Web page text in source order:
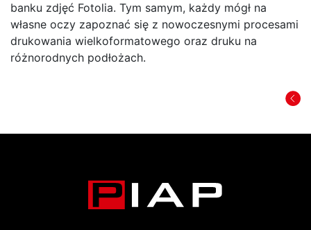
banku zdjęć Fotolia. Tym samym, każdy mógł na
własne oczy zapoznać się z nowoczesnymi procesami
drukowania wielkoformatowego oraz druku na
różnorodnych podłożach.